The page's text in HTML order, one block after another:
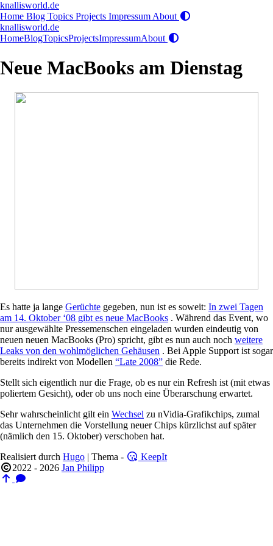
knallisworld.de
Home Blog Topics Projects Impressum About
knallisworld.de
HomeBlogTopicsProjectsImpressumAbout
Neue MacBooks am Dienstag
Es hatte ja lange Gerüchte gegeben, nun ist es soweit: In zwei Tagen
am 14. Oktober ‘08 gibt es neue MacBooks . Während das Event, wo
nur ausgewählte Pressemenschen eingeladen wurden eindeutig von
neuen neuen MacBooks (Pro) spricht, gibt es nun auch noch weitere
Leaks von den wohlmöglichen Gehäusen . Bei Apple Support ist sogar
bereits indirekt von Modellen “Late 2008” die Rede.
Stellt sich eigentlich nur die Frage, ob es nur ein Refresh ist (mit etwas
poliertem Gesicht), oder ob uns noch eine Überarschung erwartet.
Sehr wahrscheinlicht gilt ein Wechsel zu nVidia-Grafikchips, zumal
das Unternehmen die Vorstellung neuer Chips kürzlichst auf später
(nämlich den 15. Oktober) verschoben hat.
Realisiert durch Hugo | Thema -
KeepIt
2022 - 2026 Jan Philipp